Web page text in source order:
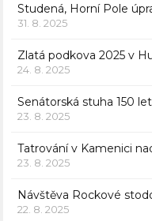
Studená, Horní Pole
31. 8. 2025
Zlatá podkova 2025 v
24. 8. 2025
Senátorská stuha 150
23. 8. 2025
Tatrování v Kamenici
23. 8. 2025
Návštěva Rockové
22. 8. 2025